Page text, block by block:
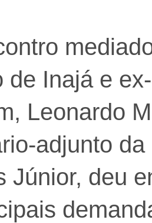
de Inajá e
Leonardo
adjunto
Júnior, deu